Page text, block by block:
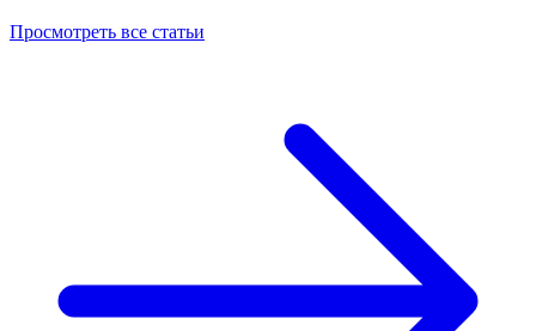
Просмотреть все статьи